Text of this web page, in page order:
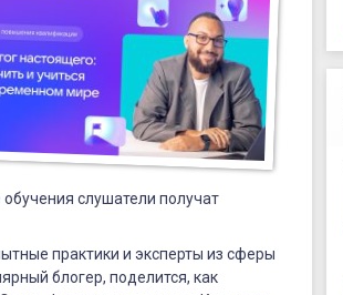
слушатели получат
практики и эксперты из сферы
блогер, поделится, как